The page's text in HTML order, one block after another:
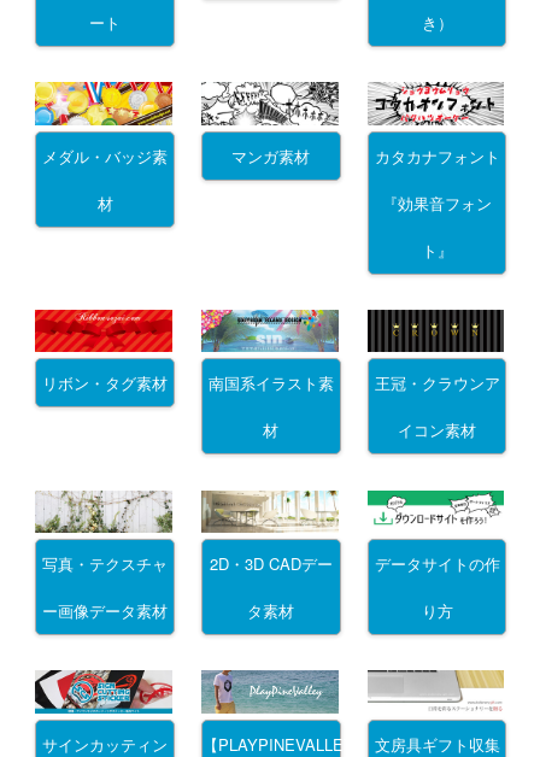
ート き）
メダル・バッジ素
材
マンガ素材 カタカナフォント
『効果音フォン
ト』
リボン・タグ素材 南国系イラスト素
材
王冠・クラウンア
イコン素材
写真・テクスチャ
ー画像データ素材
2D・3D CADデー
タ素材
データサイトの作
り方
サインカッティン 【PLAYPINEVALLEY】文房具ギフト収集